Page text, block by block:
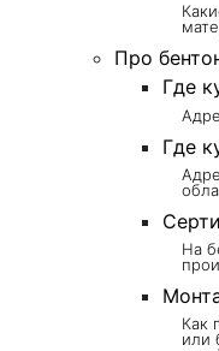
Про
Где
Где
На
Как
или